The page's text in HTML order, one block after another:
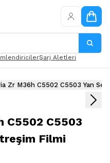
Şarj Aletleri
Zr M36h C5502 C5503 Yan
C5502 C5503
Filmi